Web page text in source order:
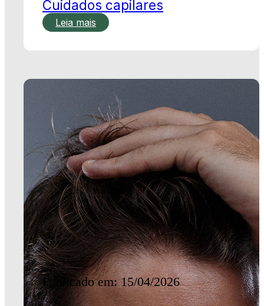
Publicado em: 15/04/2026
Crescimento capilar:
hábitos que
fortalecem os fios.